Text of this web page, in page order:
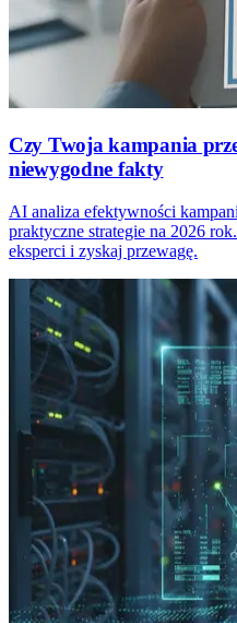
Czy Twoja kampania
niewygodne fakty
AI analiza efektywności
praktyczne strategie na 2026
eksperci i zyskaj przewagę.